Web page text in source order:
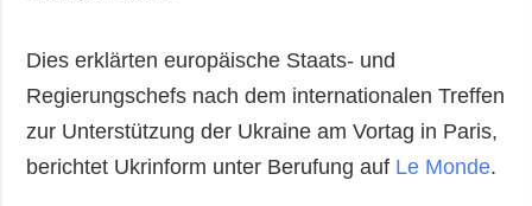
Veröffentlichungen
Interview
Fotos
Video
Abonnement
Fotobank
Dies erklärten europäische Staats- und
Regierungschefs nach dem internationalen Treffen
zur Unterstützung der Ukraine am Vortag in Paris,
berichtet Ukrinform unter Berufung auf Le Monde.